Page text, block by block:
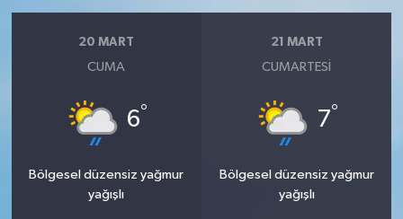
20 MART
CUMA
6°
Bölgesel düzensiz yağmur
yağışlı
21 MART
CUMARTESI
7°
Bölgesel düzensiz yağmur
yağışlı